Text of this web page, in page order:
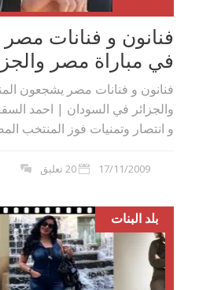
فنانون و فنانات
في مباراة مصر
فنانون و فنانات مصر يشجعون
والجزائر في السودان | احمد
و انتصار وتمنيات فوز المنتخب
17/11/2009 20 تعليق
بلد البنات